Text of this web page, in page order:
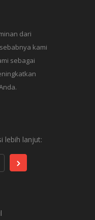
dari
kami
sebagai
lebih lanjut: